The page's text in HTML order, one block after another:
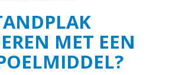
MET EEN